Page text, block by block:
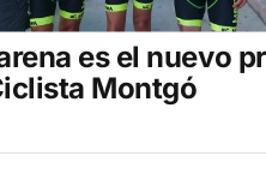
es el nuevo
Montgó